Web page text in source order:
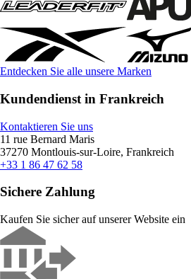
Entdecken Sie alle unsere Marken
Kundendienst in Frankreich
Kontaktieren Sie uns
11 rue Bernard Maris
37270 Montlouis-sur-Loire, Frankreich
+33 1 86 47 62 58
Sichere Zahlung
Kaufen Sie sicher auf unserer Website ein